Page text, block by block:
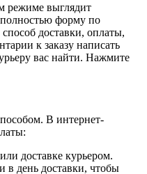
режиме выглядит
форму по
доставки, оплаты,
к заказу написать
вас найти. Нажмите
В интернет-
доставке курьером.
в день доставки, чтобы